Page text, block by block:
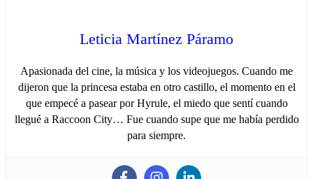
Leticia Martínez Páramo
Apasionada del cine, la música y los videojuegos. Cuando me
dijeron que la princesa estaba en otro castillo, el momento en el
que empecé a pasear por Hyrule, el miedo que sentí cuando
llegué a Raccoon City… Fue cuando supe que me había perdido
para siempre.